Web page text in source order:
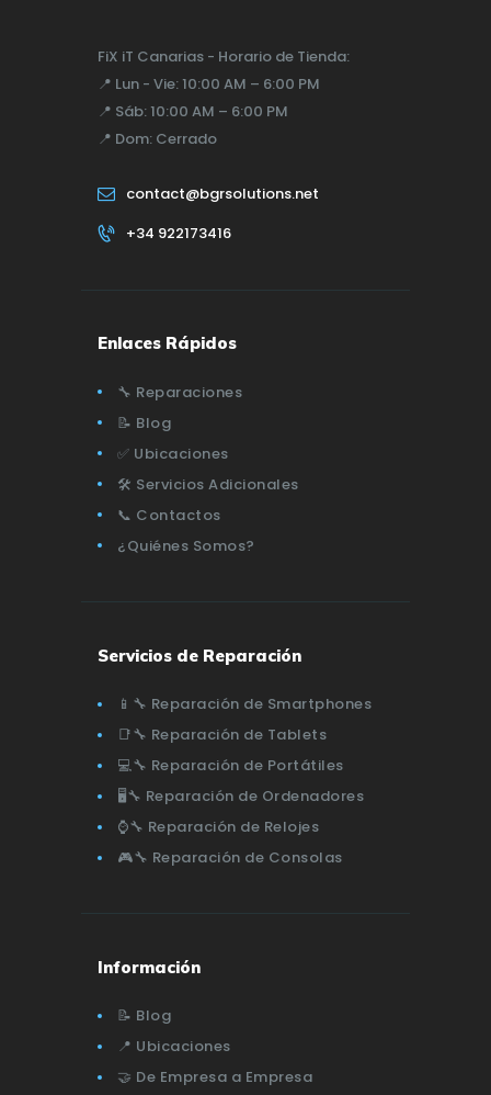
FiX iT Canarias - Horario de Tienda:
📍 Lun - Vie: 10:00 AM – 6:00 PM
📍 Sáb: 10:00 AM – 6:00 PM
📍 Dom: Cerrado
contact@bgrsolutions.net
+34 922173416
Enlaces Rápidos
🔧 Reparaciones
📝 Blog
✅ Ubicaciones
🛠️ Servicios Adicionales
📞 Contactos
¿Quiénes Somos?
Servicios de Reparación
📱🔧 Reparación de Smartphones
📑🔧 Reparación de Tablets
💻🔧 Reparación de Portátiles
🖥️🔧 Reparación de Ordenadores
⌚🔧 Reparación de Relojes
🎮🔧 Reparación de Consolas
Información
📝 Blog
📍 Ubicaciones
🤝 De Empresa a Empresa